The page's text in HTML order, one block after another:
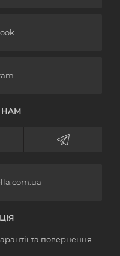
НАМ
та повернення